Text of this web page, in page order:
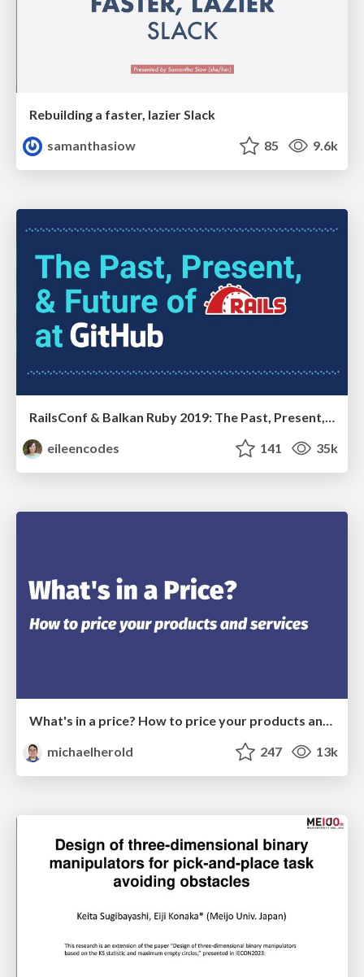
Rebuilding a faster, lazier Slack
samanthasiow
85 9.6k
RailsConf & Balkan Ruby 2019: The Past, Present, and Future of Rails at GitHub
eileencodes
141 35k
What's in a price? How to price your products and services
michaelherold
247 13k